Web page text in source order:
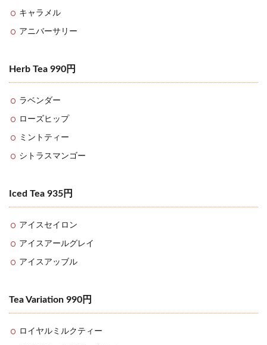
キャラメル
アニバーサリー
Herb Tea 990円
ラベンダー
ローズヒップ
ミントティー
シトラスマンゴー
Iced Tea 935円
アイスセイロン
アイスアールグレイ
アイスアッブル
Tea Variation 990円
ロイヤルミルクティー